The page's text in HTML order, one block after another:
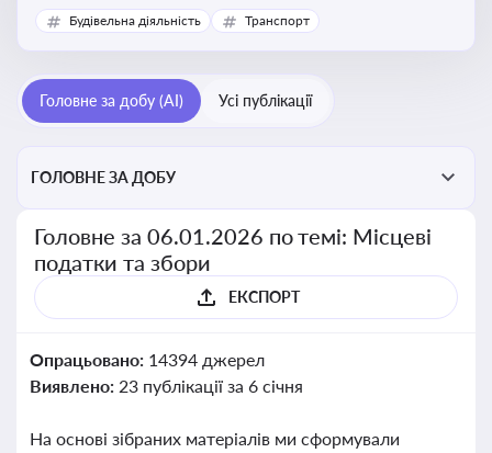
Україні, включаючи туристичний збір, плату за
земельні ділянки, за паркування транспорту
Будівельна діяльність Транспорт
Головне за добу (AI) Усі публікації
ГОЛОВНЕ ЗА ДОБУ
Головне за 06.01.2026 по темі: Місцеві
податки та збори
ЕКСПОРТ
Опрацьовано: 14394 джерел
Виявлено: 23 публікації за 6 січня
На основі зібраних матеріалів ми сформували